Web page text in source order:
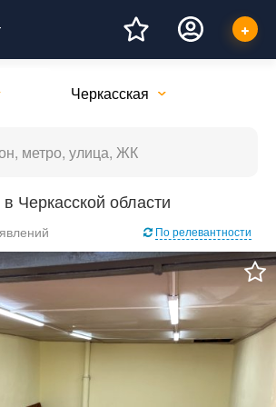
Черкасская
Черкасской области
По релевантности